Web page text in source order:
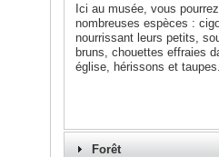
Ici au musée, vous
nombreuses espèces :
nourrissant leurs petits,
bruns, chouettes effraies
église, hérissons et taupes.
Forêt